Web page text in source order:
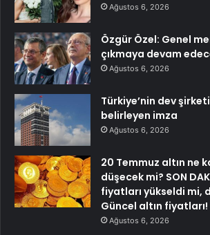
Ağustos 6, 2026
Özgür Özel: Genel
çıkmaya devam
Ağustos 6, 2026
Türkiye’nin dev
belirleyen imza
Ağustos 6, 2026
20 Temmuz altın ne
düşecek mi? SON
fiyatları yükseldi mi,
Güncel altın fiyatları!
Ağustos 6, 2026